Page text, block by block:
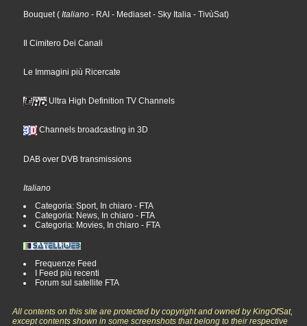
Bouquet ( Italiano - RAI - Mediaset - Sky Italia - TivùSat)
Il Cimitero Dei Canali
Le Immagini più Ricercate
Ultra High Definition TV Channels
Channels broadcasting in 3D
DAB over DVB transmissions
Italiano
Categoria: Sport, In chiaro - FTA
Categoria: News, In chiaro - FTA
Categoria: Movies, In chiaro - FTA
Frequenze Feed
I Feed più recenti
Forum sul satellite FTA
All contents on this site are protected by copyright and owned by KingOfSat,
except contents shown in some screenshots that belong to their respective